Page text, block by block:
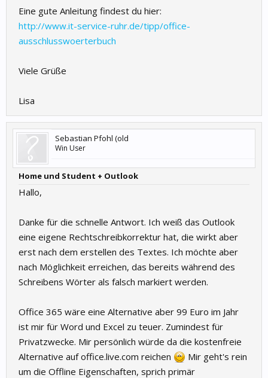
Eine gute Anleitung findest du hier:
http://www.it-service-ruhr.de/tipp/office-
ausschlusswoerterbuch
Viele Grüße
Lisa
Sebastian Pfohl (old
Win User
Home und Student + Outlook
Hallo,
Danke für die schnelle Antwort. Ich weiß das Outlook
eine eigene Rechtschreibkorrektur hat, die wirkt aber
erst nach dem erstellen des Textes. Ich möchte aber
nach Möglichkeit erreichen, das bereits während des
Schreibens Wörter als falsch markiert werden.
Office 365 wäre eine Alternative aber 99 Euro im Jahr
ist mir für Word und Excel zu teuer. Zumindest für
Privatzwecke. Mir persönlich würde da die kostenfreie
Alternative auf office.live.com reichen
Mir geht's rein
um die Offline Eigenschaften, sprich primär